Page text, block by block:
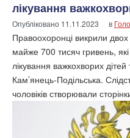
лікування
Опубліковано 11.11.2023 в
Правоохоронці викрили двох
майже 700 тисяч гривень,
лікування важкохворих
Кам’янець-Подільська.
чоловіків створювали